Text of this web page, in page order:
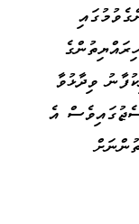
ވިދާޅުވާ
އެ